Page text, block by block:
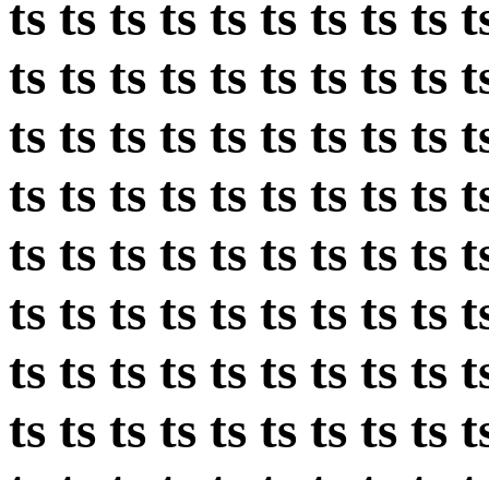
ts ts ts ts ts ts ts ts ts
ts ts ts ts ts ts ts ts ts
ts ts ts ts ts ts ts ts ts
ts ts ts ts ts ts ts ts ts
ts ts ts ts ts ts ts ts ts
ts ts ts ts ts ts ts ts ts
ts ts ts ts ts ts ts ts ts
ts ts ts ts ts ts ts ts ts